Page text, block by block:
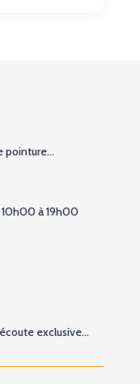
pointure...
à 19h00
exclusive...